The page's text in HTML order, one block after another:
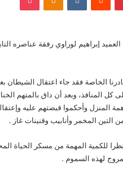
إبراهيم لوراوي رفقة عناصره
الخاصة فقد جاء اعتقال الشيطان
المنافذ، وبعد أن داق بالمتهم
المنزل وأحكموا قبضتهم عليه
نظرا للكمية المهمة من مسكر الحياة
لهذه السموم .